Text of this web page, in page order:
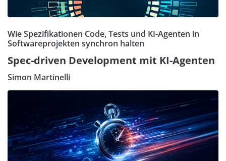
Wie Spezifikationen Code, Tests und KI-Agenten in
Softwareprojekten synchron halten
Spec-driven Development mit KI-Agenten
Simon Martinelli